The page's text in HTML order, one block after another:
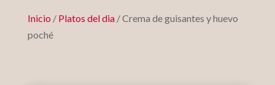
Inicio / Platos del dia/ Crema de guisantes y huevo
poché